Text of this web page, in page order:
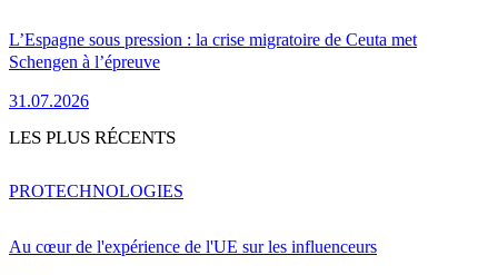
L’Espagne sous pression : la crise migratoire de Ceuta met
Schengen à l’épreuve
31.07.2026
LES PLUS RÉCENTS
Au cœur de l'expérience de l'UE sur les influenceurs
PROTECHNOLOGIES